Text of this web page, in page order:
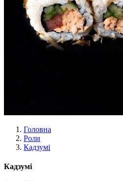
Головна
Роли
Кадзумі
Кадзумі